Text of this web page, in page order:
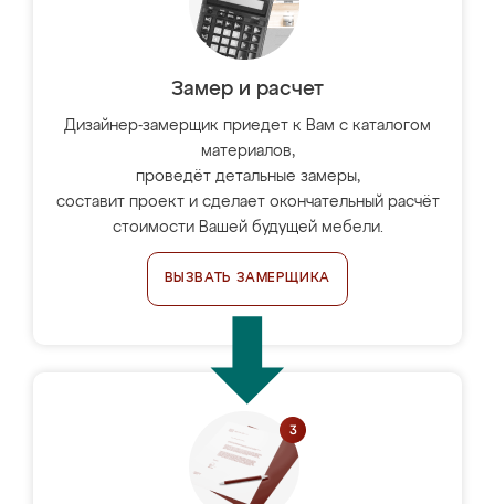
Замер и расчет
Дизайнер-замерщик приедет к Вам с каталогом
материалов,
проведёт детальные замеры,
составит проект и сделает окончательный расчёт
стоимости Вашей будущей мебели.
ВЫЗВАТЬ ЗАМЕРЩИКА